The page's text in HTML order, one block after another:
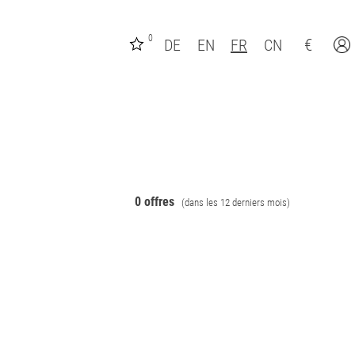
0 DE EN FR CN €
0 offres (dans les 12 derniers mois)